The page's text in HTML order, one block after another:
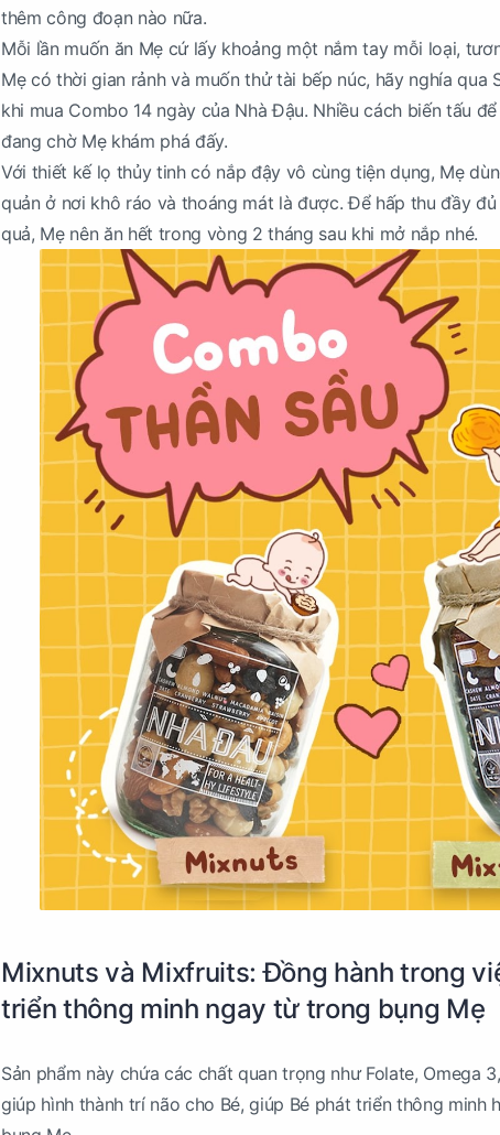
thêm công đoạn nào nữa.
Mỗi lần muốn ăn Mẹ cứ lấy khoảng một nắm tay mỗi loại,
Mẹ có thời gian rảnh và muốn thử tài bếp núc, hãy nghía qua
khi mua Combo 14 ngày của Nhà Đậu. Nhiều cách biến tấu
đang chờ Mẹ khám phá đấy.
Với thiết kế lọ thủy tinh có nắp đậy vô cùng tiện dụng, Mẹ
quản ở nơi khô ráo và thoáng mát là được. Để hấp thu đầy
quả, Mẹ nên ăn hết trong vòng 2 tháng sau khi mở nắp nhé.
Mixnuts và Mixfruits: Đồng hành trong
triển thông minh ngay từ trong bụng Mẹ
Sản phẩm này chứa các chất quan trọng như Folate, Omega
giúp hình thành trí não cho Bé, giúp Bé phát triển thông minh